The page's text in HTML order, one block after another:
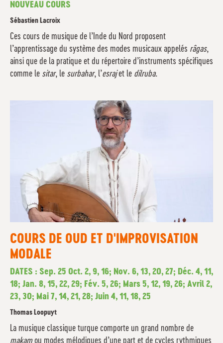
NOUVEAU COURS
Sébastien Lacroix
Ces cours de musique de l’Inde du Nord proposent
l’apprentissage du système des modes musicaux appelés râgas,
ainsi que de la pratique et du répertoire d’instruments spécifiques
comme le sitar, le surbahar, l’esrajet le dilruba.
COURS DE OUD ET D'IMPROVISATION
MODALE
DATES : Sep. 25 Oct. 2, 9, 16; Nov. 6, 13, 20, 27; Déc. 4, 11,
18; Jan. 8, 15, 22, 29; Fév. 5, 26; Mars 5, 12, 19, 26; Avril 2,
23, 30; Mai 7, 14, 21, 28; Juin 4, 11, 18, 25
Thomas Loopuyt
La musique classique turque comporte un grand nombre de
makamou modes mélodiques d’une part et de cycles rythmiques